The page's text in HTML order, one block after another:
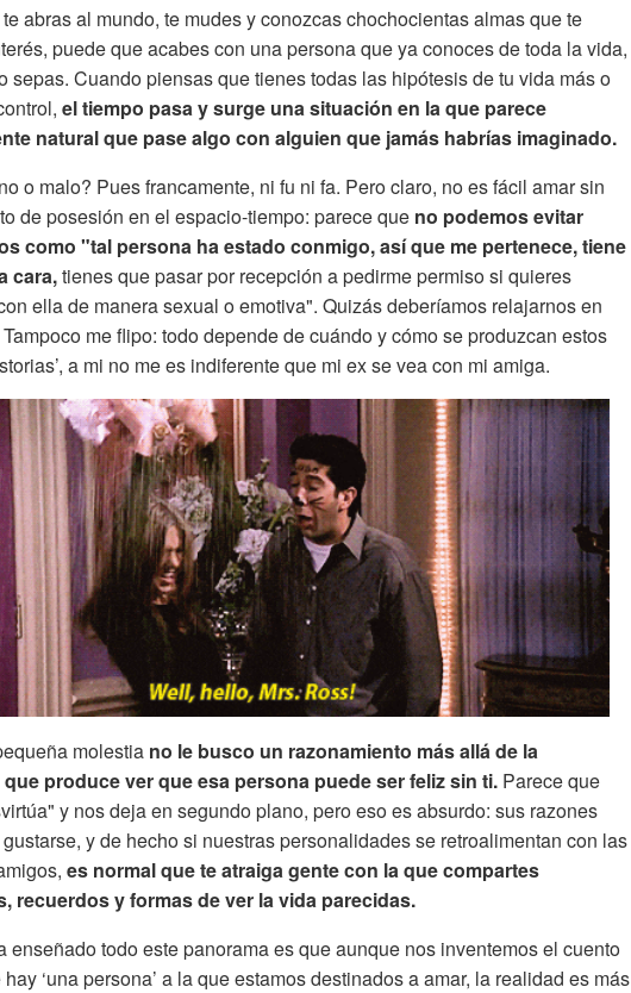
abras al mundo, te mudes y conozcas chochocientas almas que te
puede que acabes con una persona que ya conoces de toda la vida,
sepas. Cuando piensas que tienes todas las hipótesis de tu vida más o
el tiempo pasa y surge una situación en la que parece
natural que pase algo con alguien que jamás habrías imaginado.
o malo? Pues francamente, ni fu ni fa. Pero claro, no es fácil amar sin
de posesión en el espacio-tiempo: parece que no podemos evitar
como "tal persona ha estado conmigo, así que me pertenece, tiene
cara,tienes que pasar por recepción a pedirme permiso si quieres
ella de manera sexual o emotiva". Quizás deberíamos relajarnos en
me flipo: todo depende de cuándo y cómo se produzcan estos
a mi no me es indiferente que mi ex se vea con mi amiga.
molestia no le busco un razonamiento más allá de la
produce ver que esa persona puede ser feliz sin ti. Parece que
y nos deja en segundo plano, pero eso es absurdo: sus razones
y de hecho si nuestras personalidades se retroalimentan con las
es normal que te atraiga gente con la que compartes
recuerdos y formas de ver la vida parecidas.
enseñado todo este panorama es que aunque nos inventemos el cuento
‘una persona’ a la que estamos destinados a amar, la realidad es más